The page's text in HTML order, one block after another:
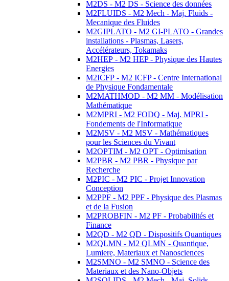
M2DS - M2 DS - Science des données
M2FLUIDS - M2 Mech - Maj. Fluids -
Mecanique des Fluides
M2GIPLATO - M2 GI-PLATO - Grandes
installations - Plasmas, Lasers,
Accélérateurs, Tokamaks
M2HEP - M2 HEP - Physique des Hautes
Energies
M2ICFP - M2 ICFP - Centre International
de Physique Fondamentale
M2MATHMOD - M2 MM - Modélisation
Mathématique
M2MPRI - M2 FODQ - Maj. MPRI -
Fondements de l'Informatique
M2MSV - M2 MSV - Mathématiques
pour les Sciences du Vivant
M2OPTIM - M2 OPT - Optimisation
M2PBR - M2 PBR - Physique par
Recherche
M2PIC - M2 PIC - Projet Innovation
Conception
M2PPF - M2 PPF - Physique des Plasmas
et de la Fusion
M2PROBFIN - M2 PF - Probabilités et
Finance
M2QD - M2 QD - Dispositifs Quantiques
M2QLMN - M2 QLMN - Quantique,
Lumiere, Materiaux et Nanosciences
M2SMNO - M2 SMNO - Science des
Materiaux et des Nano-Objets